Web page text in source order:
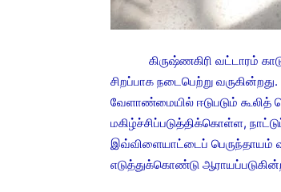
கிருஷ்ணகிரி வட்டாரம்
சிறப்பாக நடைபெற்று
வேளாண்மையில் ஈடுபடும்
மகிழ்ச்சிப்படுத்திக்கொள்ள,
இவ்விளையாட்டைப் பெருந்தாயம்
எடுத்துக்கொண்டு